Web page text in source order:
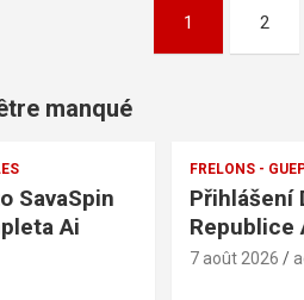
1 2
manqué
SavaSpin
Ai
FRELONS -
Přihlášení
Republice
7 août 2026